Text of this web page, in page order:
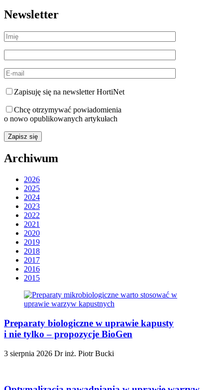
Newsletter
Zapisuję się na newsletter HortiNet
Chcę otrzymywać powiadomienia
o nowo opublikowanych artykułach
Archiwum
2026
2025
2024
2023
2022
2021
2020
2019
2018
2017
2016
2015
Preparaty biologiczne w uprawie kapusty
i nie tylko – propozycje BioGen
3 sierpnia 2026 Dr inż. Piotr Bucki